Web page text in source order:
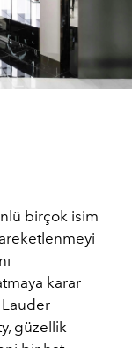
birçok isim
karar
Lauder
güzellik